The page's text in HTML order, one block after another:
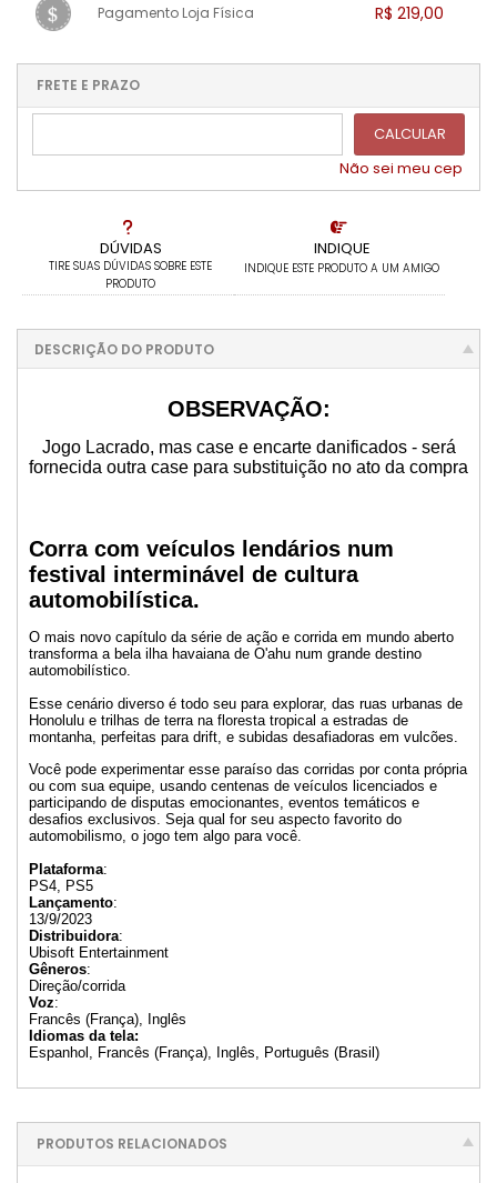
DÚVIDAS
TIRE SUAS DÚVIDAS SOBRE ESTE
PRODUTO
INDIQUE
INDIQUE ESTE PRODUTO A UM AMIGO
.
Pagamento Loja Física R$ 219,00
...
....
FRETE E PRAZO
CALCULAR
Não sei meu cep
DESCRIÇÃO DO PRODUTO
OBSERVAÇÃO:
Jogo Lacrado, mas case e encarte danificados - será
fornecida outra case para substituição no ato da compra
Corra com veículos lendários num
festival interminável de cultura
automobilística.
O mais novo capítulo da série de ação e corrida em mundo aberto
transforma a bela ilha havaiana de O'ahu num grande destino
automobilístico.
Esse cenário diverso é todo seu para explorar, das ruas urbanas de
Honolulu e trilhas de terra na floresta tropical a estradas de
montanha, perfeitas para drift, e subidas desafiadoras em vulcões.
Você pode experimentar esse paraíso das corridas por conta própria
ou com sua equipe, usando centenas de veículos licenciados e
participando de disputas emocionantes, eventos temáticos e
desafios exclusivos. Seja qual for seu aspecto favorito do
automobilismo, o jogo tem algo para você.
Plataforma:
PS4, PS5
Lançamento:
13/9/2023
Distribuidora:
Ubisoft Entertainment
Gêneros:
Direção/corrida
Voz:
Francês (França), Inglês
Idiomas da tela:
Espanhol, Francês (França), Inglês, Português (Brasil)
PRODUTOS RELACIONADOS